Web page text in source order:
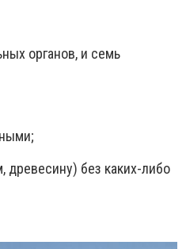
органов, и семь
древесину) без каких-либо